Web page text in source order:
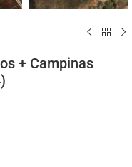
+ Campinas